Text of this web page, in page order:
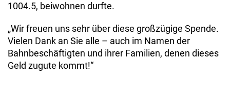
1004.5, beiwohnen durfte.
„Wir freuen uns sehr über diese großzügige Spende.
Vielen Dank an Sie alle – auch im Namen der
Bahnbeschäftigten und ihrer Familien, denen dieses
Geld zugute kommt!“